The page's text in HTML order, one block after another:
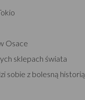
Osace
sklepach świata
sobie z bolesną historią